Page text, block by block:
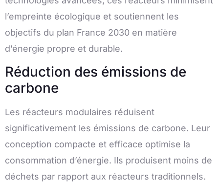
l’empreinte écologique et soutiennent les
objectifs du plan France 2030 en matière
d’énergie propre et durable.
Réduction des émissions de
carbone
Les réacteurs modulaires réduisent
significativement les émissions de carbone. Leur
conception compacte et efficace optimise la
consommation d’énergie. Ils produisent moins de
déchets par rapport aux réacteurs traditionnels.